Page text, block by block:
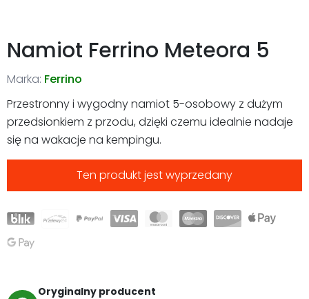
Namiot Ferrino Meteora 5
Marka: Ferrino
Przestronny i wygodny namiot 5-osobowy z dużym
przedsionkiem z przodu, dzięki czemu idealnie nadaje
się na wakacje na kempingu.
Ten produkt jest wyprzedany
Oryginalny producent